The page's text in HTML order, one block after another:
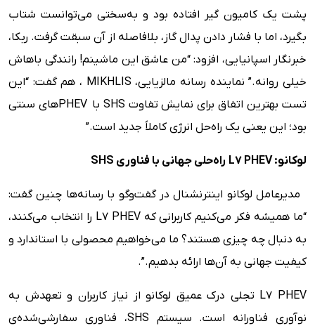
پشت یک کامیون گیر افتاده بود و به‌سختی می‌توانست شتاب
بگیرد، اما با فشار دادن پدال گاز، بلافاصله از آن سبقت گرفت. ربکا،
خبرنگار اسپانیایی، افزود: “من عاشق این ماشینم! رانندگی باهاش
خیلی روانه.” نماینده رسانه مالزیایی، MIKHLIS ، هم گفت: “این
تست بهترین اتفاق برای نمایش تفاوت SHS با PHEVهای سنتی
بود؛ این یعنی یک راه‌حل انرژی کاملاً جدید است.”
لوکانو: L7 PHEV راه‌حلی جهانی با فناوری
مدیرعامل لوکانو اینترنشنال در گفت‌وگو با رسانه‌ها چنین گفت:
“ما همیشه فکر می‌کنیم کاربرانی که L7 PHEV را انتخاب می‌کنند،
به دنبال چه چیزی هستند؟ ما می‌خواهیم محصولی با استاندارد و
کیفیت جهانی به آن‌ها ارائه بدهیم.”.
L7 PHEV تجلی درک عمیق لوکانو از نیاز کاربران و تعهدش به
نوآوری فناورانه است. سیستم SHS، فناوری سفارشی‌شده‌ی